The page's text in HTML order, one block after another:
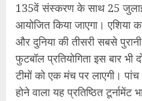
135वें संस्करण के साथ 25
आयोजित किया जाएगा। एशिया
और दुनिया की तीसरी सबसे
फुटबॉल प्रतियोगिता इस बार भी
टीमों को एक मंच पर लाएगी।
होने वाला यह प्रतिष्ठित